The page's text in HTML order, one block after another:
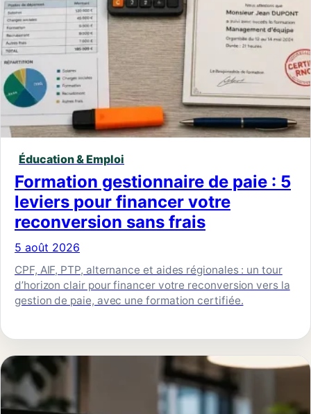
Éducation & Emploi
Formation gestionnaire de paie : 5
leviers pour financer votre
reconversion sans frais
5 août 2026
CPF, AIF, PTP, alternance et aides régionales : un tour
d’horizon clair pour financer votre reconversion vers la
gestion de paie, avec une formation certifiée.